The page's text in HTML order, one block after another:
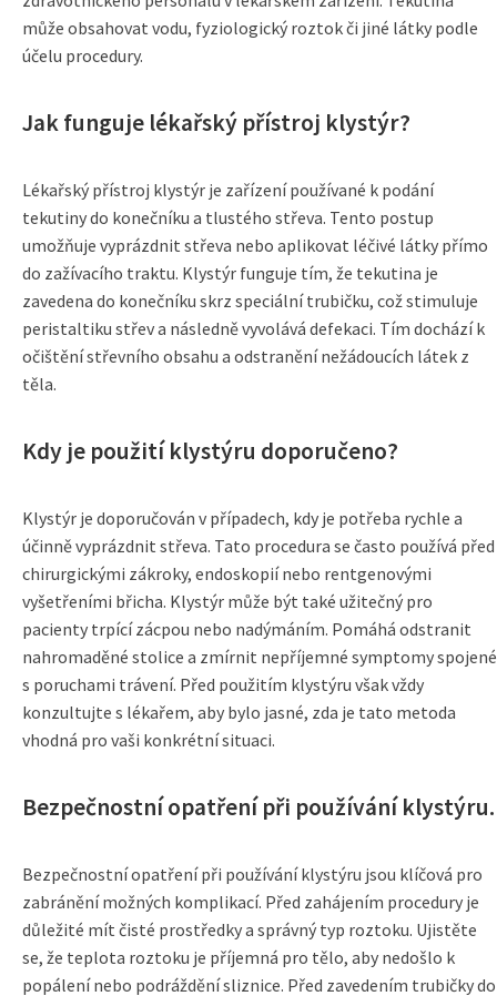
může obsahovat vodu, fyziologický roztok či jiné látky podle
účelu procedury.
Jak funguje lékařský přístroj klystýr?
Lékařský přístroj klystýr je zařízení používané k podání
tekutiny do konečníku a tlustého střeva. Tento postup
umožňuje vyprázdnit střeva nebo aplikovat léčivé látky přímo
do zažívacího traktu. Klystýr funguje tím, že tekutina je
zavedena do konečníku skrz speciální trubičku, což stimuluje
peristaltiku střev a následně vyvolává defekaci. Tím dochází k
očištění střevního obsahu a odstranění nežádoucích látek z
těla.
Kdy je použití klystýru doporučeno?
Klystýr je doporučován v případech, kdy je potřeba rychle a
účinně vyprázdnit střeva. Tato procedura se často používá před
chirurgickými zákroky, endoskopií nebo rentgenovými
vyšetřeními břicha. Klystýr může být také užitečný pro
pacienty trpící zácpou nebo nadýmáním. Pomáhá odstranit
nahromaděné stolice a zmírnit nepříjemné symptomy spojené
s poruchami trávení. Před použitím klystýru však vždy
konzultujte s lékařem, aby bylo jasné, zda je tato metoda
vhodná pro vaši konkrétní situaci.
Bezpečnostní opatření při používání klystýru.
Bezpečnostní opatření při používání klystýru jsou klíčová pro
zabránění možných komplikací. Před zahájením procedury je
důležité mít čisté prostředky a správný typ roztoku. Ujistěte
se, že teplota roztoku je příjemná pro tělo, aby nedošlo k
popálení nebo podráždění sliznice. Před zavedením trubičky do